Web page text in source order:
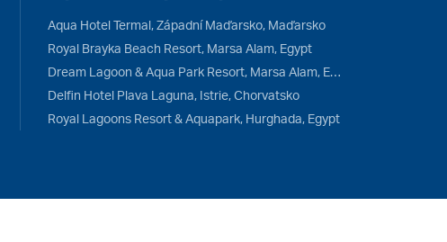
Aqua Hotel Termal, Západní Maďarsko, Maďarsko
Royal Brayka Beach Resort, Marsa Alam, Egypt
Dream Lagoon & Aqua Park Resort, Marsa Alam, Egypt
Delfin Hotel Plava Laguna, Istrie, Chorvatsko
Royal Lagoons Resort & Aquapark, Hurghada, Egypt